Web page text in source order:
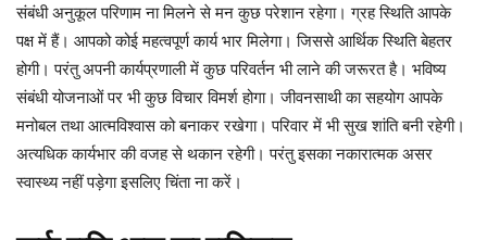
संबंधी अनुकूल परिणाम ना मिलने से मन कुछ परेशान रहेगा। ग्रह स्थिति आपके
पक्ष में हैं। आपको कोई महत्वपूर्ण कार्य भार मिलेगा। जिससे आर्थिक स्थिति बेहतर
होगी। परंतु अपनी कार्यप्रणाली में कुछ परिवर्तन भी लाने की जरूरत है। भविष्य
संबंधी योजनाओं पर भी कुछ विचार विमर्श होगा। जीवनसाथी का सहयोग आपके
मनोबल तथा आत्मविश्वास को बनाकर रखेगा। परिवार में भी सुख शांति बनी रहेगी।
अत्यधिक कार्यभार की वजह से थकान रहेगी। परंतु इसका नकारात्मक असर
स्वास्थ्य नहीं पड़ेगा इसलिए चिंता ना करें।